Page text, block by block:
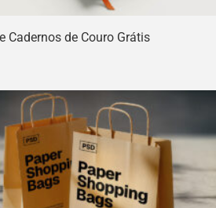
Cadernos de Couro Grátis